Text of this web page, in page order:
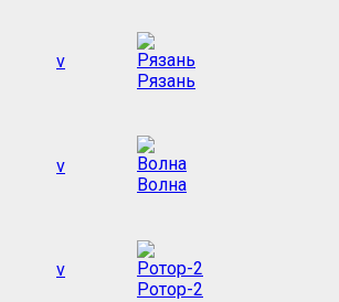
v
Рязань
v
Волна
v
Ротор-2